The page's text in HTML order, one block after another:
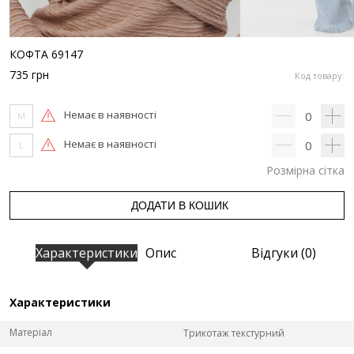
КОФТА 69147
Код товару:
735 грн
M Немає в наявності 0
L Немає в наявності 0
Розмірна сітка
ДОДАТИ В КОШИК
Характеристики Опис Відгуки (0)
Характеристики
Матеріал
Трикотаж текстурний